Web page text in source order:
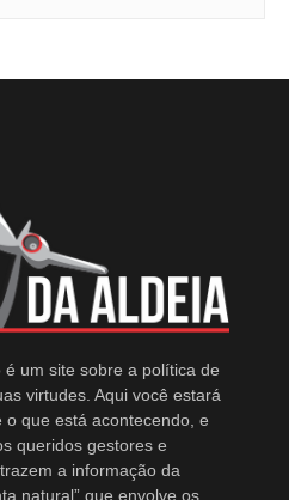
um site sobre a política de
virtudes. Aqui você estará
que está acontecendo, e
queridos gestores e
a informação da
natural” que envolve os